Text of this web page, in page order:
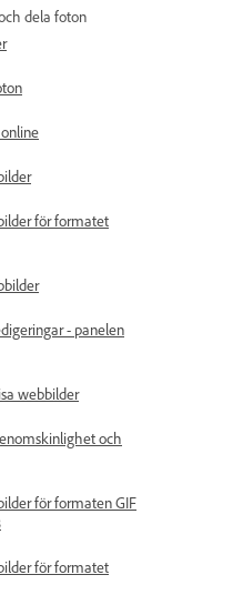
dela foton
för formatet
- panelen
webbilder
och
för formaten GIF
för formatet